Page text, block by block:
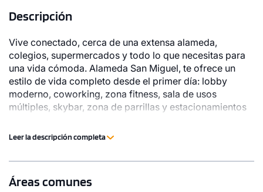
Descripción
Vive conectado, cerca de una extensa alameda,
colegios, supermercados y todo lo que necesitas para
una vida cómoda. Alameda San Miguel, te ofrece un
estilo de vida completo desde el primer día: lobby
moderno, coworking, zona fitness, sala de usos
múltiples, skybar, zona de parrillas y estacionamientos
trabajar cómodo y disfrutar más. Anticípate y asegura tu
Leer la descripción completa
Áreas comunes